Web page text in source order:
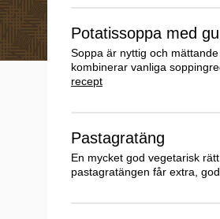
Potatissoppa med
Soppa är nyttig och
kombinerar vanliga
recept
Pastagratäng
En mycket god vegetarisk
pastagratängen får extra, god